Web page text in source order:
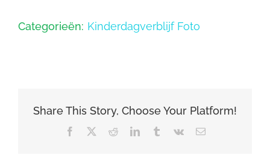
Categorieën: Kinderdagverblijf Foto
Share This Story, Choose Your Platform!
Facebook RedditLinkedInTumblrVk
E-